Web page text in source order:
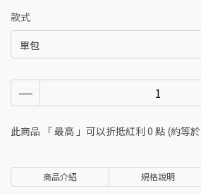
款式
單包
此商品 「 最高 」可以折抵紅利 0 點 (約等於
商品介紹 規格說明